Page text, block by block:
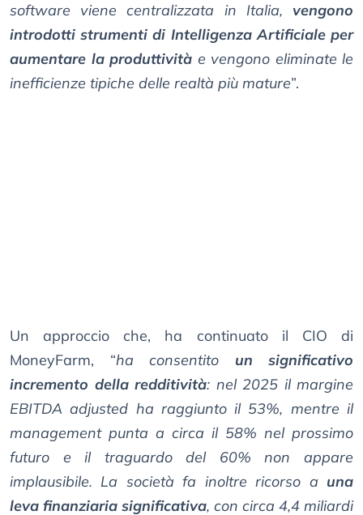
software viene centralizzata in Italia, vengono
introdotti strumenti di Intelligenza Artificiale per
aumentare la produttività e vengono eliminate le
inefficienze tipiche delle realtà più mature”.
Un approccio che, ha continuato il CIO di
MoneyFarm, “ha consentito un significativo
incremento della redditività: nel 2025 il margine
EBITDA adjusted ha raggiunto il 53%, mentre il
management punta a circa il 58% nel prossimo
futuro e il traguardo del 60% non appare
implausibile. La società fa inoltre ricorso a una
leva finanziaria significativa, con circa 4,4 miliardi